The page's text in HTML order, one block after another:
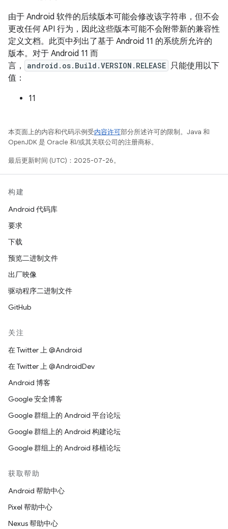
由于 Android 软件的后续版本可能会修改该字符串，但不会
更改任何 API 行为，因此这些版本可能不会附带新的兼容性
定义文档。此页中列出了基于 Android 11 的系统所允许的
版本。对于 Android 11 而
言，
android.os.Build.VERSION.RELEASE 只能使用以下
值：
11
本页面上的内容和代码示例受内容许可部分所述许可的限制。Java 和
OpenJDK 是 Oracle 和/或其关联公司的注册商标。
最后更新时间 (UTC)：2025-07-26。
构建
Android 代码库
要求
下载
预览二进制文件
出厂映像
驱动程序二进制文件
GitHub
关注
在 Twitter 上 @Android
在 Twitter 上 @AndroidDev
Android 博客
Google 安全博客
Google 群组上的 Android 平台论坛
Google 群组上的 Android 构建论坛
Google 群组上的 Android 移植论坛
获取帮助
Android 帮助中心
Pixel 帮助中心
Nexus 帮助中心